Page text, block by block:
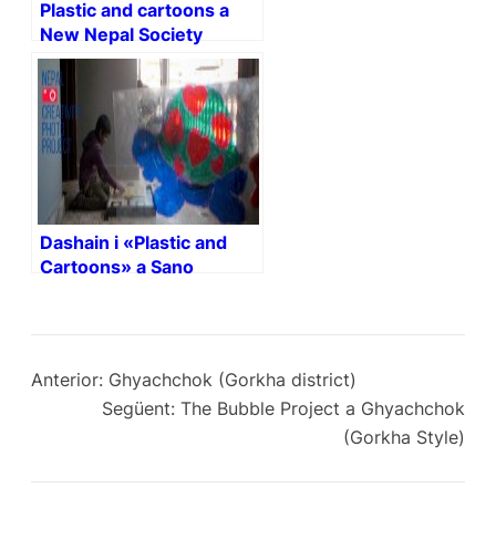
Plastic and cartoons a
New Nepal Society
Centre Children home
Dashain i «Plastic and
Cartoons» a Sano
Anterior: Ghyachchok (Gorkha district)
Següent: The Bubble Project a Ghyachchok
(Gorkha Style)